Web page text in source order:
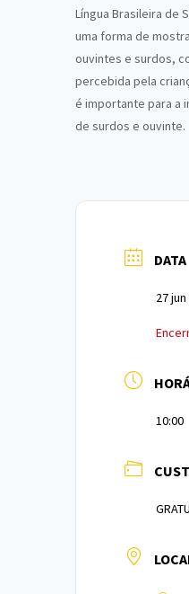
Língua Brasileira de
uma forma de
ouvintes e surdos,
percebida pela
é importante para a
de surdos e ouvinte.
DATA
27
10:00